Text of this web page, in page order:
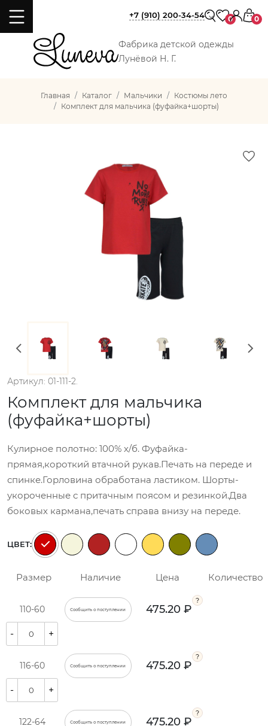
Фабрика детской одежды
Лунёвой Н. Г.
+7 (910) 200-34-54 0 0
Главная Каталог Мальчики
Костюмы лето
Комплект для мальчика (фуфайка+шорты)
Артикул: 01-111-2.
Комплект для мальчика
(фуфайка+шорты)
Кулирное полотно: 100% х/б. Фуфайка-
прямая,короткий втачной рукав.Печать на переде и
спинке.Горловина обработана ластиком. Шорты-
укороченные с притачным поясом и резинкой.Два
боковых кармана,печать справа внизу на переде.
ЦВЕТ:
Размер Наличие Цена Количество
110-60 Сообщить о поступлении 475.20 ₽
- +
116-60 Сообщить о поступлении 475.20 ₽
- +
122-64 Сообщить о поступлении 475.20 ₽